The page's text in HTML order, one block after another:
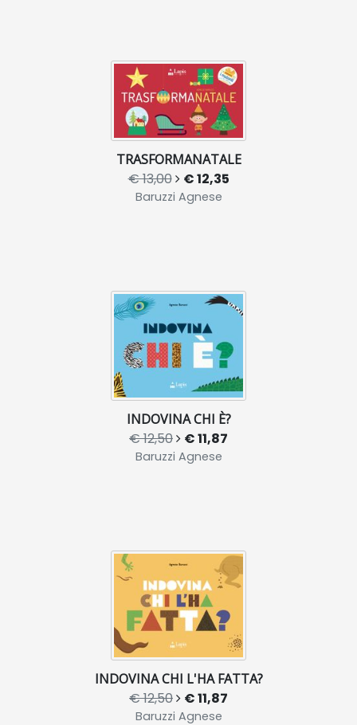
TRASFORMANATALE
€ 13,00 € 12,35
Baruzzi Agnese
INDOVINA CHI È?
€ 12,50 € 11,87
Baruzzi Agnese
INDOVINA CHI L'HA FATTA?
€ 12,50 € 11,87
Baruzzi Agnese